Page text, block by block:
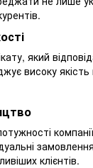
який
високу якість
клієнтів.